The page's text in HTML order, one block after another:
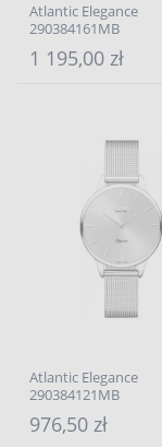
Atlantic Elegance
290384161MB
1 195,00 zł
Atlantic Elegance
290384121MB
976,50 zł